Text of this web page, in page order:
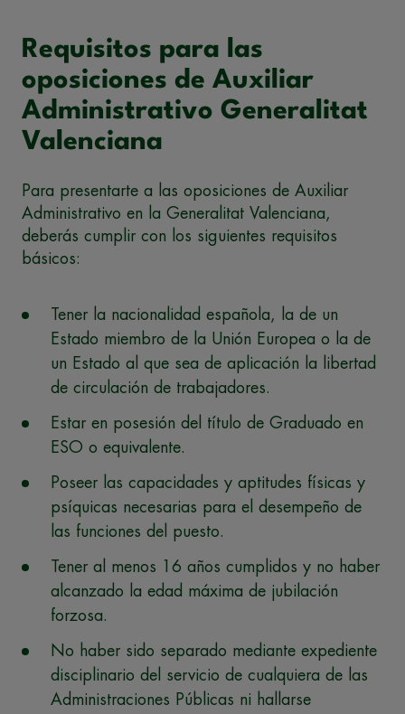
Requisitos para las
oposiciones de Auxiliar
Administrativo Generalitat
Valenciana
Para presentarte a las oposiciones de Auxiliar
Administrativo en la Generalitat Valenciana,
deberás cumplir con los siguientes requisitos
básicos:
Tener la nacionalidad española, la de un
Estado miembro de la Unión Europea o la de
un Estado al que sea de aplicación la libertad
de circulación de trabajadores.
Estar en posesión del título de Graduado en
ESO o equivalente.
Poseer las capacidades y aptitudes físicas y
psíquicas necesarias para el desempeño de
las funciones del puesto.
Tener al menos 16 años cumplidos y no haber
alcanzado la edad máxima de jubilación
forzosa.
No haber sido separado mediante expediente
disciplinario del servicio de cualquiera de las
Administraciones Públicas ni hallarse